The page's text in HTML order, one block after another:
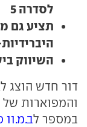
לסדרה 5
תציע גם
השיווק
דור חדש הוצג
והמפוארות של
במספר לב.מ.וו